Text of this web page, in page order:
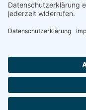
©